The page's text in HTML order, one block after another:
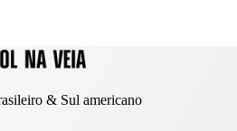
& Sul americano